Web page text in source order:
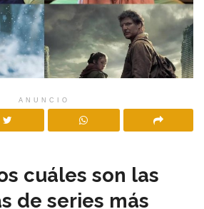
ANUNCIO
cuáles son las
de series más